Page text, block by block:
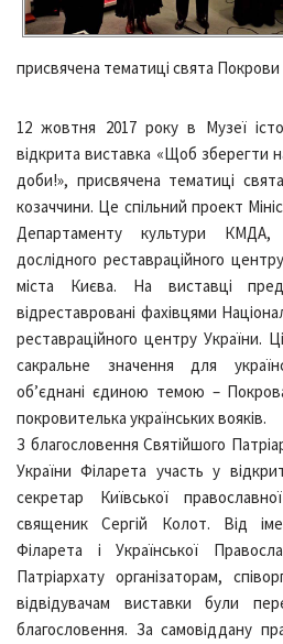
присвячена тематиці свята Покрови
12 жовтня 2017 року в Музеї
відкрита виставка «Щоб зберегти
доби!», присвячена тематиці
козаччини. Це спільний проект
Департаменту культури КМДА,
дослідного реставраційного
міста Києва. На виставці
відреставровані фахівцями
реставраційного центру України.
сакральне значення для
об’єднані єдиною темою –
покровителька українських вояків.
З благословення Святійшого
України Філарета участь у
секретар Київської
священик Сергій Колот. Від
Філарета і Української
Патріархату організаторам,
відвідувачам виставки були
благословення. За самовіддану